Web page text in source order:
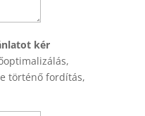
kér
történő fordítás,